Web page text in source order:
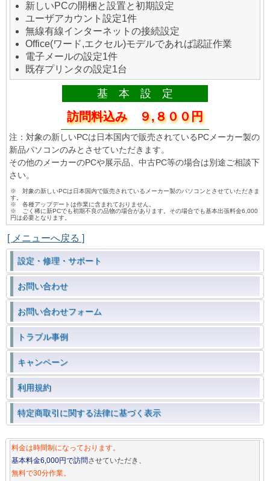
新しいPCの開梱と設置と初期設定
ユーザアカウント設定1件
無線有線インターネットの接続設定
Office(ワード,エクセル)モデルであれば認証作業
電子メールの設定1件
既存プリンタの設定1台
基 本 設 定
訪問料込み ９,８００円
注：対象の新しいPCは日本国内で販売されているPCメーカー製の
新品パソコンのみとさせていただきます。
その他のメーカーのPCや展示品、中古PC等の場合は別途ご相談下
さい。
※ 対象の新しいPCは日本国内で販売されているメーカー製のパソコンとさせていただきま
す。
※ 各種アップデートは作業に含まれておりません。
※ ごく稀に新PCでも初期不良の品物の場合があります。その場合でも基本出張料金6,000
円は必要となります。
[ メニューへ戻る ]
設定・修理・サポート
お問い合わせ
お問い合わせフォーム
トラブル事例
キャンペーン
利用規約
特定商取引に関する法律に基づく表示
料金は時間制になっております。
基本料金6,000円で訪問させていただき、
無料で30分作業。